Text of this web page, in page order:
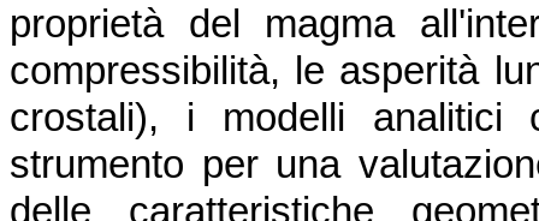
proprietà del magma
compressibilità, le asperità
crostali), i modelli analitici
strumento per una
delle caratteristiche